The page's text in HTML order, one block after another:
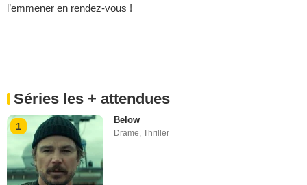
l’emmener en rendez-vous !
Séries les + attendues
1
Below
Drame,Thriller